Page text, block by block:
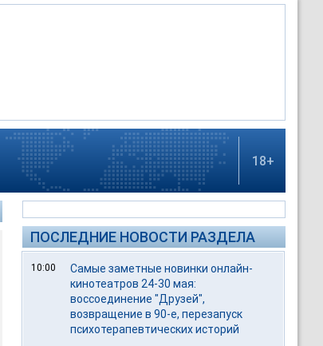
18+
ПОСЛЕДНИЕ НОВОСТИ РАЗДЕЛА
10:00
Самые заметные новинки онлайн-
кинотеатров 24-30 мая:
воссоединение "Друзей",
возвращение в 90-е, перезапуск
психотерапевтических историй